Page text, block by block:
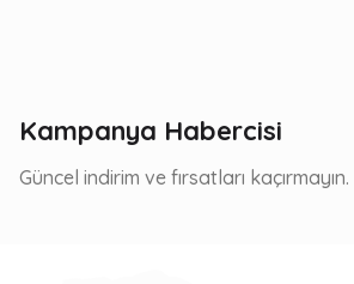
Kampanya Habercisi
Güncel indirim ve fırsatları kaçırmayın.